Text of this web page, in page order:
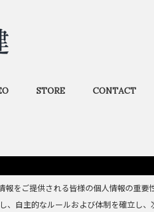
STORE CONTACT
をご提供される皆様の個人情報の重要
自主的なルールおよび体制を確立し、